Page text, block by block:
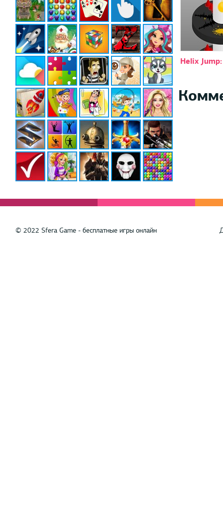
Helix
© 2022 Sfera Game - бесплатные игры онлайн